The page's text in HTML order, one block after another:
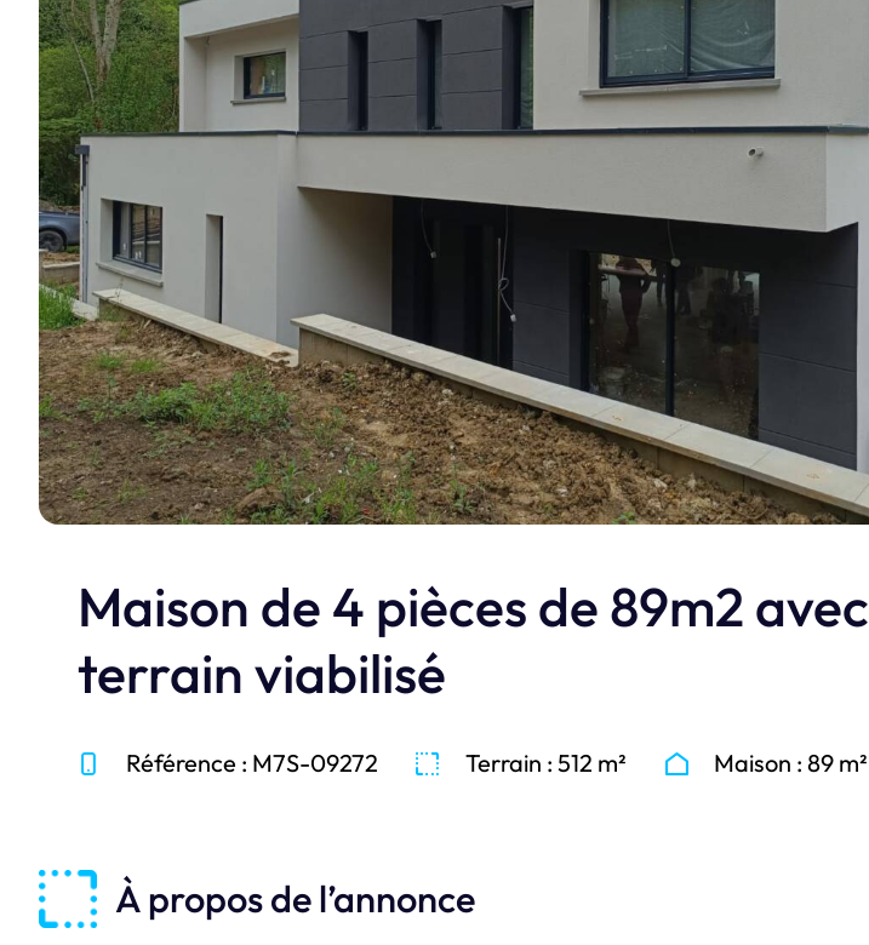
réalisations en photos.
Je découvre
Maison de 4 pièces de 89m2 avec
terrain viabilisé
Référence : M7S-09272 Terrain : 512 m² Maison : 89 m²
À propos de l’annonce